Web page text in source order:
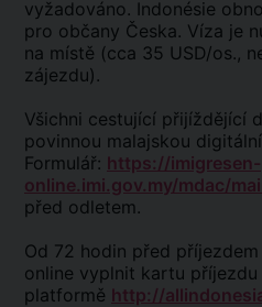
vyžadováno. Indonésie
pro občany Česka. Víza je
na místě (cca 35 USD/os.,
zájezdu).
Všichni cestující přijíždějící
povinnou malajskou
Formulář: https://imigresen-
online.imi.gov.my/mdac/
před odletem.
Od 72 hodin před
online vyplnit kartu
platformě http://